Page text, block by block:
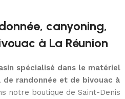
canyoning,
à La Réunion
spécialisé dans le matériel
de randonnée et de bivouac à
notre boutique de Saint-Denis